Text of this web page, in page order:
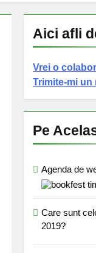
Aici afli
Vrei o
Trimite-mi un
Pe
Agenda de
Care sunt
2019?